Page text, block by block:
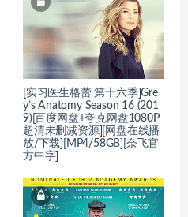
[实习医生格蕾 第十六季]Gre
y’s Anatomy Season 16 (201
9)[百度网盘+夸克网盘1080P
超清未删减资源][网盘在线播
放/下载][MP4/58GB][奈飞官
方中字]